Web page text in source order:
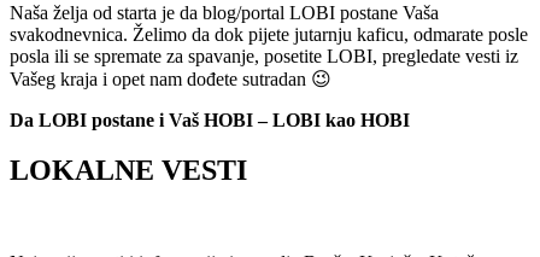
Naša želja od starta je da blog/portal LOBI postane Vaša
svakodnevnica. Želimo da dok pijete jutarnju kaficu, odmarate posle
posla ili se spremate za spavanje, posetite LOBI, pregledate vesti iz
Vašeg kraja i opet nam dođete sutradan 😉
Da LOBI postane i Vaš HOBI – LOBI kao HOBI
LOKALNE VESTI